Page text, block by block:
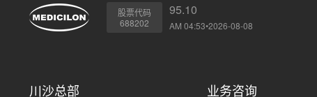
股票代码
688202
95.10
AM 04:53•2026-08-08
川沙总部 业务咨询